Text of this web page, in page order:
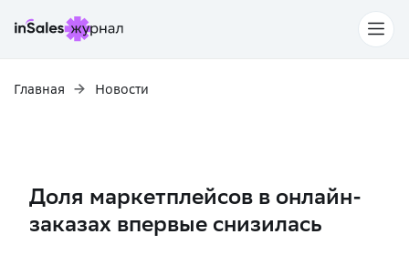
Главная Новости
Доля маркетплейсов в онлайн-
заказах впервые снизилась